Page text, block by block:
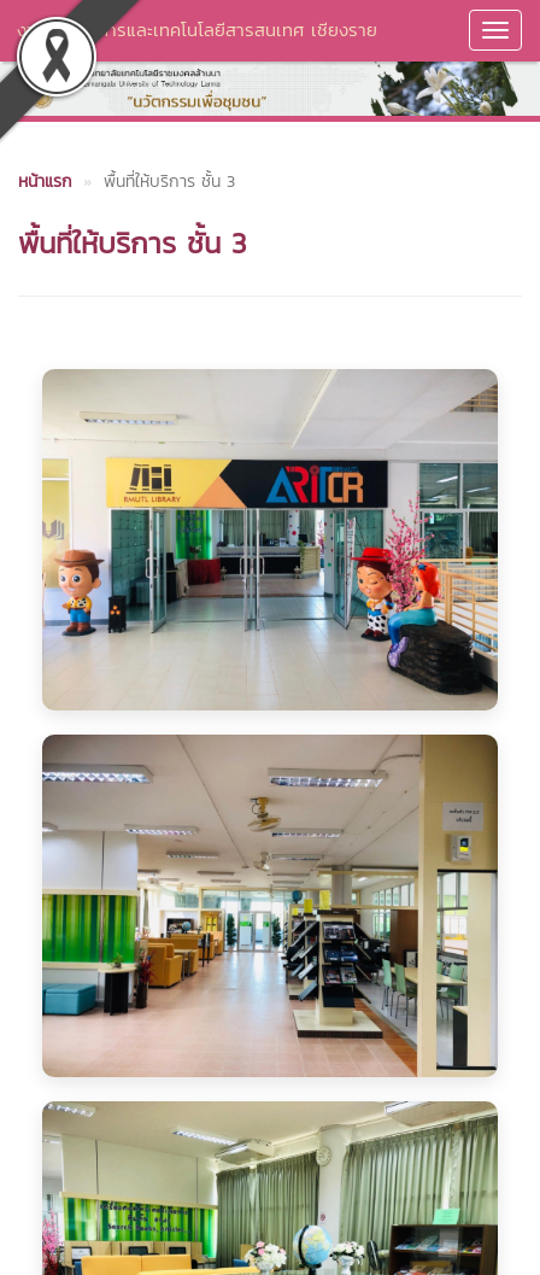
งานวิทยบริการและเทคโนโลยีสารสนเทศ เชียงราย
หน้าแรก พื้นที่ให้บริการ ชั้น 3
พื้นที่ให้บริการ ชั้น 3